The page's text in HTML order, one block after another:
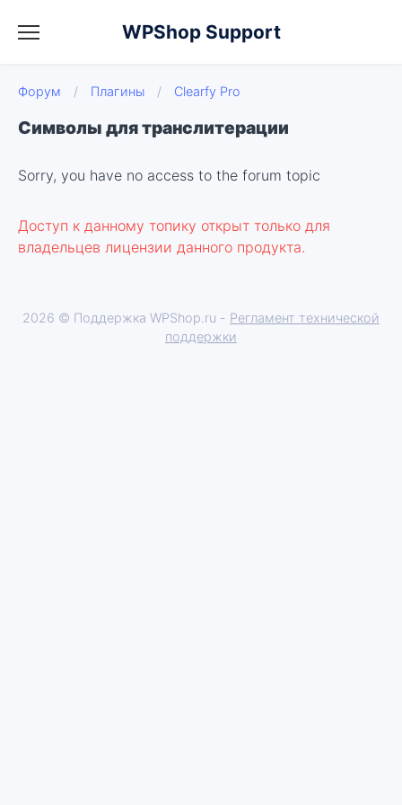
WPShop Support
Форум / Плагины / Clearfy Pro
Символы для транслитерации
Sorry, you have no access to the forum topic
Доступ к данному топику открыт только для
владельцев лицензии данного продукта.
2026 © Поддержка WPShop.ru - Регламент технической
поддержки